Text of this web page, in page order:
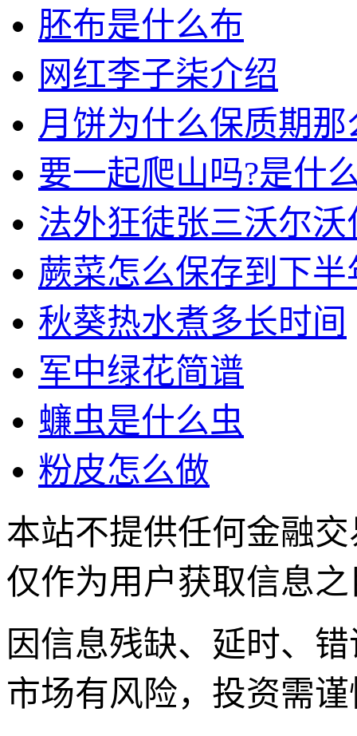
胚布是什么布
网红李子柒介绍
月饼为什么保质期那
要一起爬山吗?是什
法外狂徒张三沃尔沃
蕨菜怎么保存到下半
秋葵热水煮多长时间
军中绿花简谱
蠊虫是什么虫
粉皮怎么做
本站不提供任何金融
仅作为用户获取信息
因信息残缺、延时、
市场有风险，投资需